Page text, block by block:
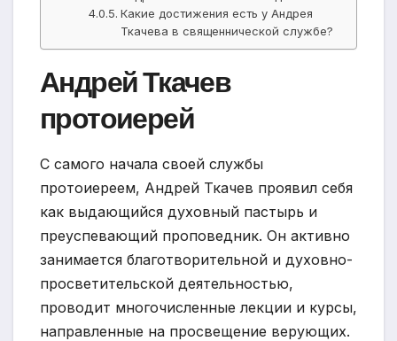
Какие достижения есть у Андрея
Ткачева в священнической службе?
Андрей Ткачев
протоиерей
С самого начала своей службы
протоиереем, Андрей Ткачев проявил себя
как выдающийся духовный пастырь и
преуспевающий проповедник. Он активно
занимается благотворительной и духовно-
просветительской деятельностью,
проводит многочисленные лекции и курсы,
направленные на просвещение верующих.